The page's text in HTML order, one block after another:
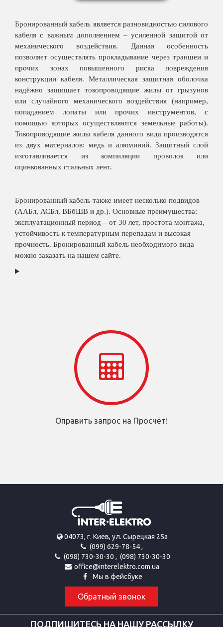
Бронированный кабель является разновидностью силового
кабеля с важным дополнением ­– усиленной защитой от
механического воздействия. Данная особенность
позволяет осуществлять прокладывание через траншеи и
прочих зонах повышенного риска повреждения
конструкции кабеля. Металлическая защитная оболочка
надёжно защищает токопроводящие жилы от грызунов
или случайного механического воздействия (например,
попаданием лопаты или прочих инструментов, с
помощью которых осуществляются земельные работы).
Токопроводящие жилы кабеля данного вида производятся
из двух материалов: медь и алюминий. Защитный слой
изготавливается из компиляции проволок или
оцинкованных стальных лент.
Бронированный кабель также имеет несколько подвидов
(ААБл, АСБл, ВБбШВ и др.). Основные преимущества:
эксплуатационный период – от 30 лет, простота монтажа,
устойчивость к температурным перепадам и высокая
прочность. Бронированный кабель необходимого вида
можно заказать на нашем сайте.
Оправить запрос на Просчёт!
04073, г. Киев, ул. Сырецкая 25а
(099) 629-78-54,
(098) 730-30-30 , (098) 730-30-30
office@interelektro.com.ua
Мы в фейсбуке
Обратный звонок
ПОДПИШИТЕСЬ НА НАШУ РАССЫЛКУ